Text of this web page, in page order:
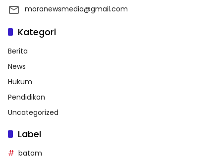
moranewsmedia@gmail.com
Kategori
Berita
News
Hukum
Pendidikan
Uncategorized
Label
batam